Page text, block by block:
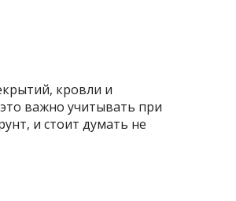
кровли и
важно учитывать при
и стоит думать не